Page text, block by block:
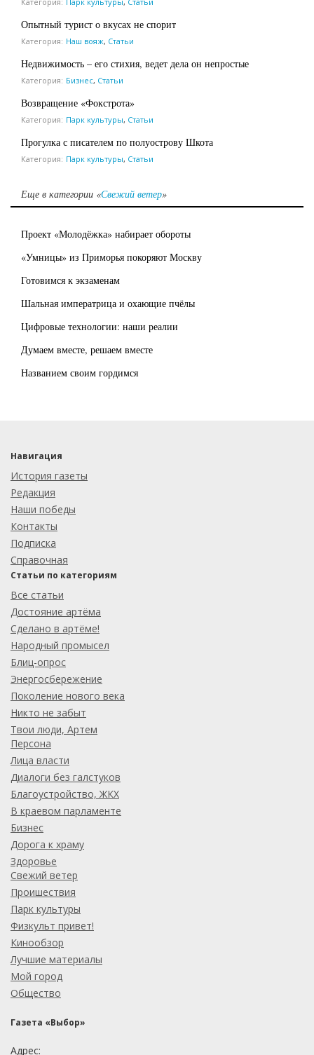
Опытный турист о вкусах не спорит
Категория: Наш вояж, Статьи
Недвижимость – его стихия, ведет дела он непростые
Категория: Бизнес, Статьи
Возвращение «Фокстрота»
Категория: Парк культуры, Статьи
Прогулка с писателем по полуострову Шкота
Категория: Парк культуры, Статьи
Еще в категории «Свежий ветер»
Проект «Молодёжка» набирает обороты
«Умницы» из Приморья покоряют Москву
Готовимся к экзаменам
Шальная императрица и охающие пчёлы
Цифровые технологии: наши реалии
Думаем вместе, решаем вместе
Названием своим гордимся
Навигация
История газеты
Редакция
Наши победы
Контакты
Подписка
Справочная
Статьи по категориям
Все статьи
Достояние артёма
Сделано в артёме!
Народный промысел
Блиц-опрос
Энергосбережение
Поколение нового века
Никто не забыт
Твои люди, Артем
Персона
Лица власти
Диалоги без галстуков
Благоустройство, ЖКХ
В краевом парламенте
Бизнес
Дорога к храму
Здоровье
Свежий ветер
Проишествия
Парк культуры
Физкульт привет!
Кинообзор
Лучшие материалы
Мой город
Общество
Газета «Выбор»
Адрес: